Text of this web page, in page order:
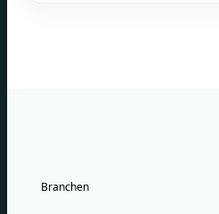
Branchen